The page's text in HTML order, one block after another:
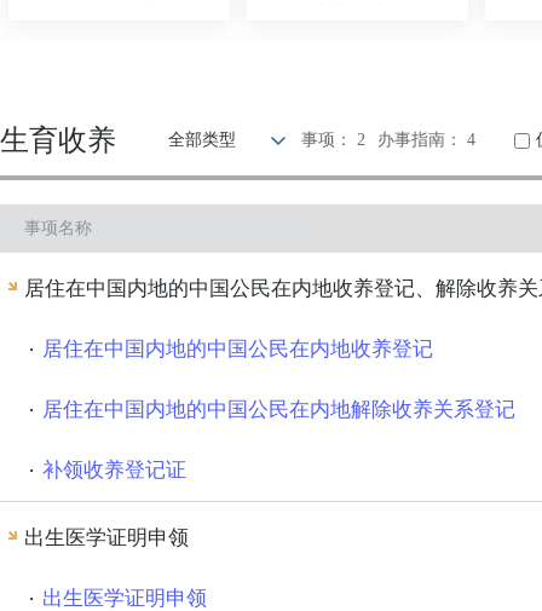
医疗卫生 离职退休
生育收养 全部类型 事项： 2 办事指南： 4
事项名称
居住在中国内地的中国公民在内地收养登记、解除收养
居住在中国内地的中国公民在内地收养登记
居住在中国内地的中国公民在内地解除收养关系登记
补领收养登记证
出生医学证明申领
出生医学证明申领